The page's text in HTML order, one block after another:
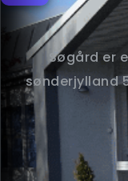
Søgård er
sønderjylland